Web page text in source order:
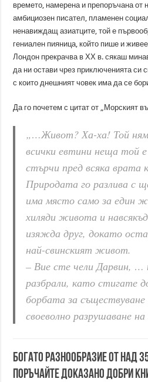
времето, намерена и препоръчана от
амбициозен писател, пламенен
ненавиждащ азиатците, той е
гениален пияница, който пише и
Лондон прекрачва в ХХ в. сякаш
да ни остави чрез приключенията си
с които днешният човек има да се
Да го почетем с цитат от „Морският
„…Живот? Ха-ха! Той
всички евтини неща той
стърчи пред всяка врата
Природата го разлива с
има място само за един
хиляди живота и
изяжда друг, докато
най-свинският живот.
– Вие сте чели Дарвин, …
разбрали, като стигате
борбата за
своеволно разрушаване
Богато разнообразие от над
Поръчайте доказано добри